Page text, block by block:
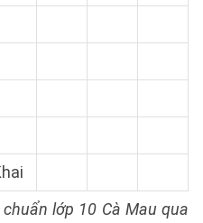
lớp 10 Cà Mau qua